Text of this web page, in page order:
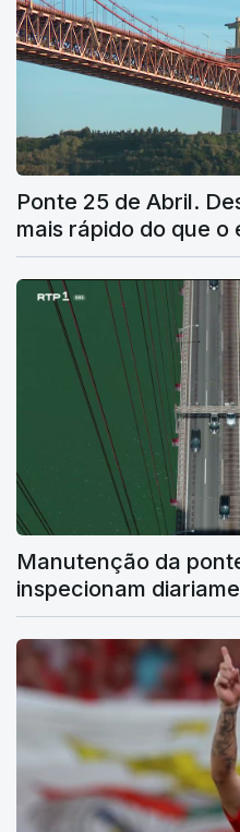
Ponte 25 de Abril.
mais rápido do que o
Manutenção da
inspecionam